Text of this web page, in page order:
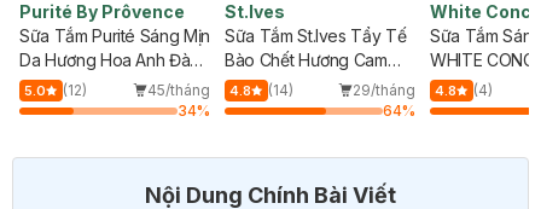
Sáng Mịn
Anh Đào
45/tháng
34%
St.Ives
Sữa Tắm St.Ives Tẩy Tế
Bào Chết Hương Cam
Chanh 700ml
(14)
29/tháng
64%
Sữa Tắm Sáng Da
WHITE CONC 360ml
(4)
64%
Nội Dung Chính Bài Viết